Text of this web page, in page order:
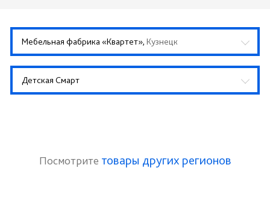
Мебельная фабрика «Квартет», Кузнецк
Детская Смарт
Посмотрите товары других регионов